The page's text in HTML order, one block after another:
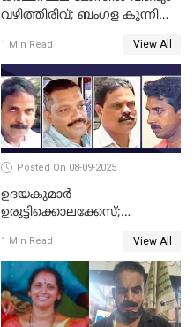
വഴിത്തിരിവ്; ബംഗള കുന്നിൽ
കണ്ടെത്തി
1 Min Read View All
Posted On 08-09-2025
ഉദയകുമാര്‍
ഉരുട്ടിക്കൊലക്കേസ്;
സുപ്രീംകോടതിയിലേക്ക്
1 Min Read View All